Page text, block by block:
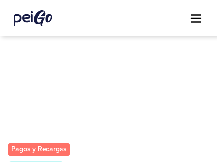
Pagos y Recargas